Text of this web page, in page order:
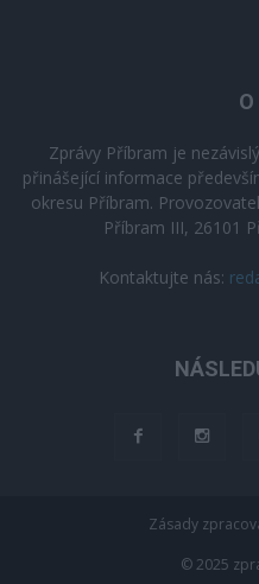
Zprávy Příbram je
přinášející informace
okresu Příbram.
Příbram III, 26101
Kontaktujte nás:
Zásady
© 2025